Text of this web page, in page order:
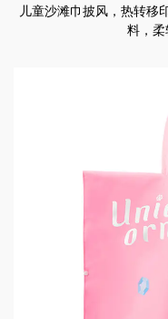
儿童沙滩巾披风，热转移
料，柔